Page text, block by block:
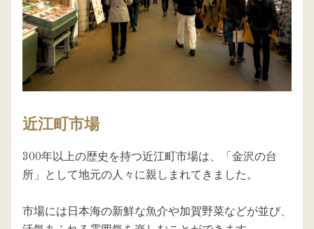
近江町市場
300年以上の歴史を持つ近江町市場は、「金沢の台
所」として地元の人々に親しまれてきました。
市場には日本海の新鮮な魚介や加賀野菜などが並び、